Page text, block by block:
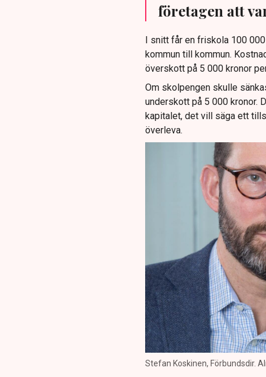
företagen att
I snitt får en friskola 100
kommun till kommun.
överskott på 5 000 kronor
Om skolpengen skulle
underskott på 5 000 kronor.
kapitalet, det vill säga ett
överleva.
Stefan Koskinen, Förbundsdir.